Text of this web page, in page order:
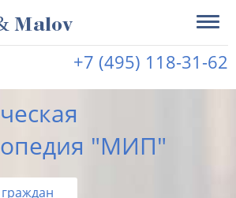
Malov
+7 (495) 118-31-62
"МИП"